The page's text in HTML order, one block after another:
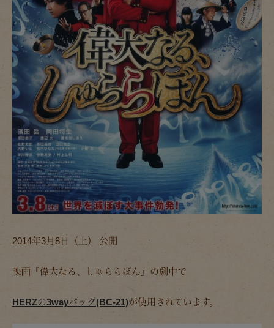
2014年3月8日（土） 公開
映画『偉大なる、しゅららぼん』の劇中で
HERZの3wayバッグ(BC-21)が使用されています。